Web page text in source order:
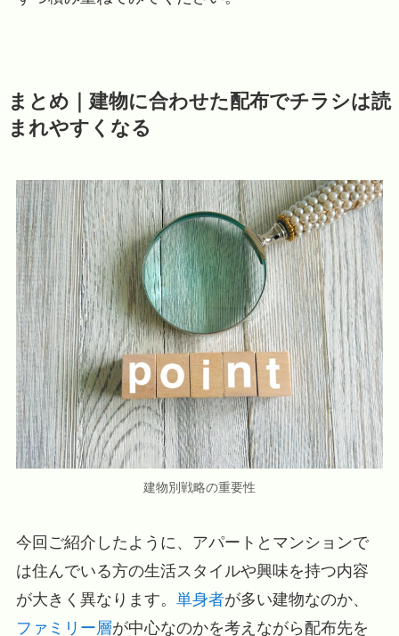
まとめ｜建物に合わせた配布でチラシは読
まれやすくなる
建物別戦略の重要性
今回ご紹介したように、アパートとマンションで
は住んでいる方の生活スタイルや興味を持つ内容
が大きく異なります。 単身者が多い建物なのか、
ファミリー層が中心なのかを考えながら配布先を